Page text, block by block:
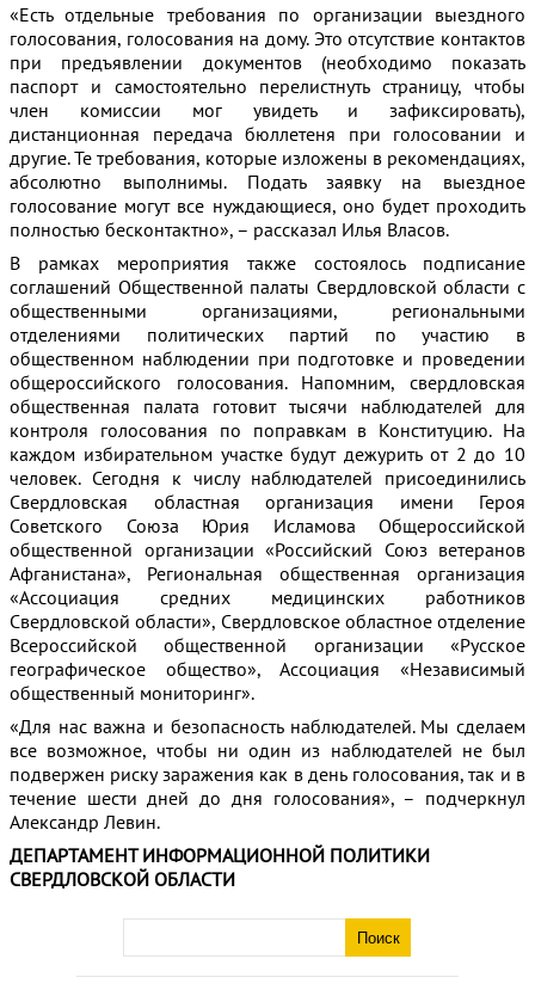
«Есть отдельные требования по организации выездного
голосования, голосования на дому. Это отсутствие контактов
при предъявлении документов (необходимо показать
паспорт и самостоятельно перелистнуть страницу, чтобы
член комиссии мог увидеть и зафиксировать),
дистанционная передача бюллетеня при голосовании и
другие. Те требования, которые изложены в рекомендациях,
абсолютно выполнимы. Подать заявку на выездное
голосование могут все нуждающиеся, оно будет проходить
полностью бесконтактно», – рассказал Илья Власов.
В рамках мероприятия также состоялось подписание
соглашений Общественной палаты Свердловской области с
общественными организациями, региональными
отделениями политических партий по участию в
общественном наблюдении при подготовке и проведении
общероссийского голосования. Напомним, свердловская
общественная палата готовит тысячи наблюдателей для
контроля голосования по поправкам в Конституцию. На
каждом избирательном участке будут дежурить от 2 до 10
человек. Сегодня к числу наблюдателей присоединились
Свердловская областная организация имени Героя
Советского Союза Юрия Исламова Общероссийской
общественной организации «Российский Союз ветеранов
Афганистана», Региональная общественная организация
«Ассоциация средних медицинских работников
Свердловской области», Свердловское областное отделение
Всероссийской общественной организации «Русское
географическое общество», Ассоциация «Независимый
общественный мониторинг».
«Для нас важна и безопасность наблюдателей. Мы сделаем
все возможное, чтобы ни один из наблюдателей не был
подвержен риску заражения как в день голосования, так и в
течение шести дней до дня голосования», – подчеркнул
Александр Левин.
ДЕПАРТАМЕНТ ИНФОРМАЦИОННОЙ ПОЛИТИКИ
СВЕРДЛОВСКОЙ ОБЛАСТИ